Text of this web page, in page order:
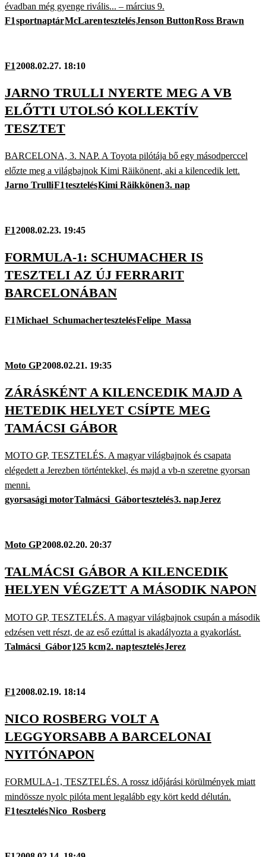
évadban még gyenge rivális... – március 9.
F1sportnaptárMcLarentesztelésJenson ButtonRoss Brawn
F12008.02.27. 18:10
JARNO TRULLI NYERTE MEG A VB
ELŐTTI UTOLSÓ KOLLEKTÍV
TESZTET
BARCELONA, 3. NAP. A Toyota pilótája bő egy másodperccel
előzte meg a világbajnok Kimi Räikönent, aki a kilencedik lett.
Jarno TrulliF1tesztelésKimi Räikkönen3. nap
F12008.02.23. 19:45
FORMULA-1: SCHUMACHER IS
TESZTELI AZ ÚJ FERRARIT
BARCELONÁBAN
F1Michael_SchumachertesztelésFelipe_Massa
Moto GP2008.02.21. 19:35
ZÁRÁSKÉNT A KILENCEDIK MAJD A
HETEDIK HELYET CSÍPTE MEG
TAMÁCSI GÁBOR
MOTO GP, TESZTELÉS. A magyar világbajnok és csapata
elégedett a Jerezben történtekkel, és majd a vb-n szeretne gyorsan
menni.
gyorsasági motorTalmácsi_Gábortesztelés3. napJerez
Moto GP2008.02.20. 20:37
TALMÁCSI GÁBOR A KILENCEDIK
HELYEN VÉGZETT A MÁSODIK NAPON
MOTO GP, TESZTELÉS. A magyar világbajnok csupán a második
edzésen vett részt, de az eső ezúttal is akadályozta a gyakorlást.
Talmácsi_Gábor125 kcm2. naptesztelésJerez
F12008.02.19. 18:14
NICO ROSBERG VOLT A
LEGGYORSABB A BARCELONAI
NYITÓNAPON
FORMULA-1, TESZTELÉS. A rossz időjárási körülmények miatt
mindössze nyolc pilóta ment legalább egy kört kedd délután.
F1tesztelésNico_Rosberg